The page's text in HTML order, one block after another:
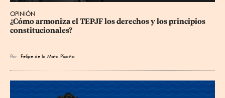
OPINIÓN
¿Cómo armoniza el TEPJF los derechos y los principios
constitucionales?
Por Felipe de la Mata Pizaña